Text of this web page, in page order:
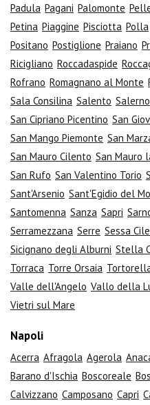
Padula Pagani Palomonte
Petina Piaggine Pisciotta Polla
Positano Postiglione Praiano
Ricigliano Roccadaspide
Rofrano Romagnano al Monte
Sala Consilina Salento Salerno
San Cipriano Picentino San
San Mango Piemonte San
San Mauro Cilento San Mauro
San Rufo San Valentino Torio
Sant'Arsenio Sant'Egidio del
Santomenna Sanza Sapri
Serramezzana Serre Sessa
Sicignano degli Alburni Stella
Torraca Torre Orsaia
Valle dell'Angelo Vallo della
Vietri sul Mare
Napoli
Acerra Afragola Agerola
Barano d'Ischia Boscoreale
Calvizzano Camposano Capri